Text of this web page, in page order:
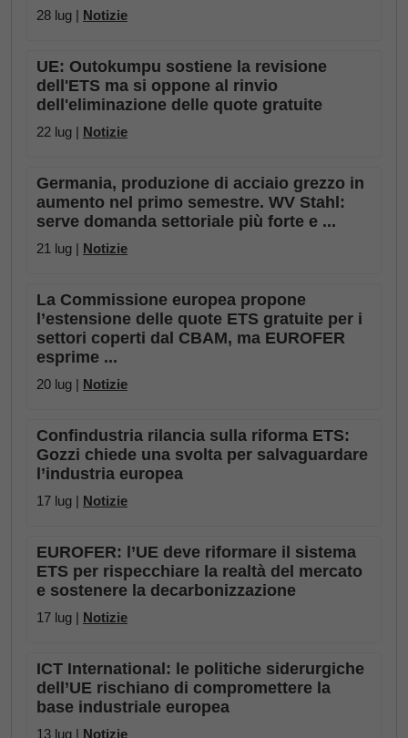
28 lug | Notizie
UE: Outokumpu sostiene la revisione
dell'ETS ma si oppone al rinvio
dell'eliminazione delle quote gratuite
22 lug | Notizie
Germania, produzione di acciaio grezzo in
aumento nel primo semestre. WV Stahl:
serve domanda settoriale più forte e ...
21 lug | Notizie
La Commissione europea propone
l’estensione delle quote ETS gratuite per i
settori coperti dal CBAM, ma EUROFER
esprime ...
20 lug | Notizie
Confindustria rilancia sulla riforma ETS:
Gozzi chiede una svolta per salvaguardare
l’industria europea
17 lug | Notizie
EUROFER: l’UE deve riformare il sistema
ETS per rispecchiare la realtà del mercato
e sostenere la decarbonizzazione
17 lug | Notizie
ICT International: le politiche siderurgiche
dell’UE rischiano di compromettere la
base industriale europea
13 lug | Notizie